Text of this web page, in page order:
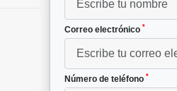
Correo electrónico *
Número de teléfono *